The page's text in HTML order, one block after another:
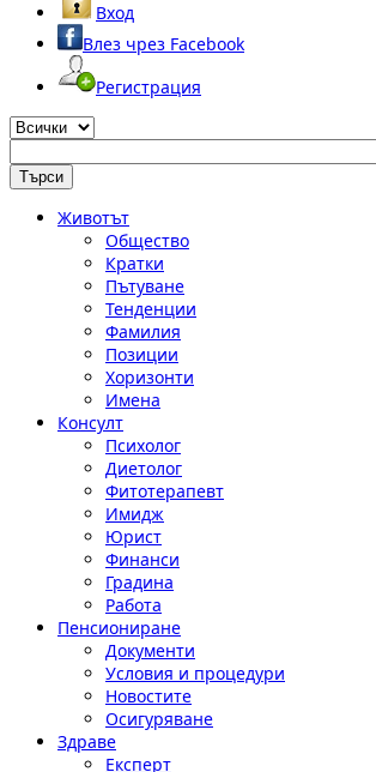
Вход
Влез чрез Facebook
Регистрация
Животът
Общество
Кратки
Пътуване
Тенденции
Фамилия
Позиции
Хоризонти
Имена
Консулт
Психолог
Диетолог
Фитотерапевт
Имидж
Юрист
Финанси
Градина
Работа
Пенсиониране
Документи
Условия и процедури
Новостите
Осигуряване
Здраве
Експерт